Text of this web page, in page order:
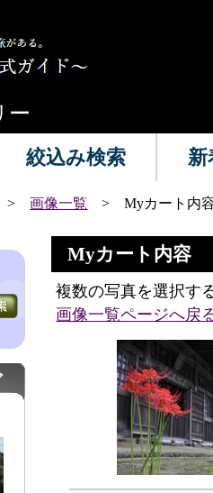
ー
絞込み検索 新
>画像一覧 > Myカート内
Myカート内容
複数の写真を選択す
画像一覧ページへ戻